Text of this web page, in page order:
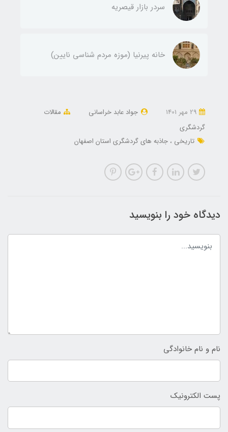
سردر بازار قیصریه
خانه پیرنیا (موزه مردم شناسی نایین)
جواد عابد خراسانی
مقالات
گردشگری
تاریخی
جاذبه های گردشگری استان اصفهان
دیدگاه خود را بنویسید
نام و نام خانوادگی
پست الکترونیک